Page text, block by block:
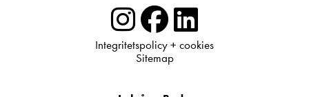
Integritetspolicy + cookies
Sitemap